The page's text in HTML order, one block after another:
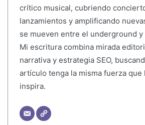
crítico musical, cubriendo
lanzamientos y amplificando
se mueven entre el underground y
Mi escritura combina mirada
narrativa y estrategia SEO,
artículo tenga la misma fuerza que
inspira.